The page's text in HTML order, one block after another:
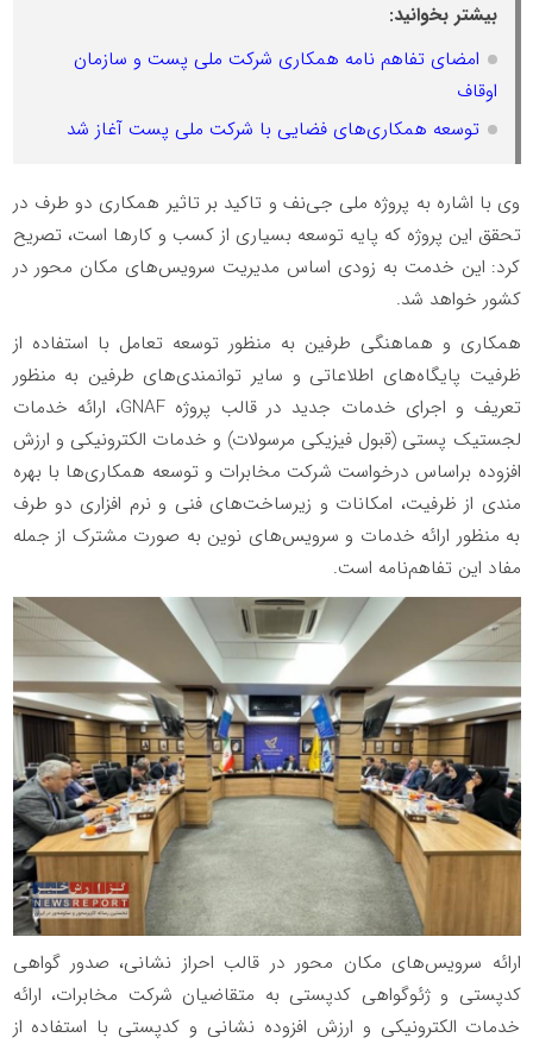
بیشتر بخوانید:
امضای تفاهم نامه همکاری شرکت ملی پست و سازمان
اوقاف
توسعه همکاری‌های فضایی با شرکت ملی پست آغاز شد
وی با اشاره به پروژه ملی جی‌نف و تاکید بر تاثیر همکاری دو طرف در
تحقق این پروژه که پایه توسعه بسیاری از کسب و کارها است، تصریح
کرد: این خدمت به زودی اساس مدیریت سرویس‌های مکان محور در
کشور خواهد شد.
همکاری و هماهنگی طرفین به منظور توسعه تعامل با استفاده از
ظرفیت پایگاه‌های اطلاعاتی و سایر توانمندی‌های طرفین به منظور
تعریف و اجرای خدمات جدید در قالب پروژه GNAF، ارائه خدمات
لجستیک پستی (قبول فیزیکی مرسولات) و خدمات الکترونیکی و ارزش
افزوده براساس درخواست شرکت مخابرات و توسعه همکاری‌ها با بهره
مندی از ظرفیت، امکانات و زیرساخت‌های فنی و نرم افزاری دو طرف
به منظور ارائه خدمات و سرویس‌های نوین به صورت مشترک از جمله
مفاد این تفاهم‌نامه است.
ارائه سرویس‌های مکان محور در قالب احراز نشانی، صدور گواهی
کدپستی و ژئوگواهی کدپستی به متقاضیان شرکت مخابرات، ارائه
خدمات الکترونیکی و ارزش افزوده نشانی و کدپستی با استفاده از